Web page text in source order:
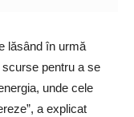
lăsând în urmă
pentru a se
unde cele
a explicat